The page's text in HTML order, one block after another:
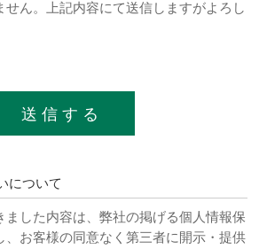
せん。上記内容にて送信しますがよろし
について
ました内容は、弊社の掲げる個人情報保
、お客様の同意なく第三者に開示・提供